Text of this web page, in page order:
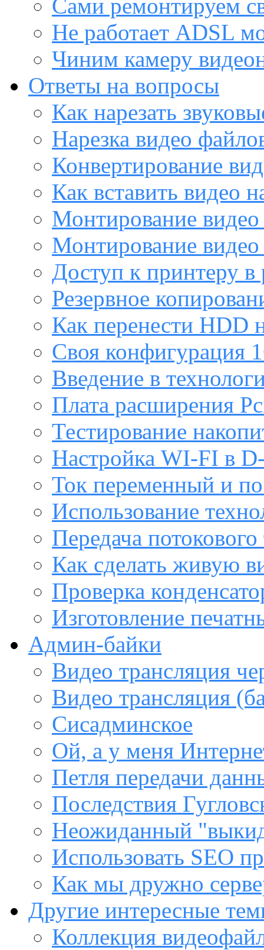
Сами ремонтируем
Не работает ADSL
Чиним камеру
Ответы на вопросы
Как нарезать
Нарезка видео
Конвертирование
Как вставить видео
Монтирование видео
Монтирование
Доступ к принтеру в
Резервное
Как перенести HDD
Своя конфигурация
Введение в
Плата расширения
Тестирование
Настройка WI-FI в
Ток переменный и
Использование
Передача
Как сделать живую
Проверка
Изготовление
Админ-байки
Видео трансляция
Видео трансляция
Сисадминское
Ой, а у меня
Петля передачи
Последствия
Неожиданный
Использовать SEO
Как мы дружно
Другие интересные
Коллекция